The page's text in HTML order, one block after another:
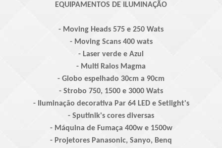
EQUIPAMENTOS DE ILUMINAÇÃO
- Moving Heads 575 e 250 Wats
- Moving Scans 400 wats
- Laser verde e Azul
- Multi Raios Magma
- Globo espelhado 30cm a 90cm
- Strobo 750, 1500 e 3000 Wats
- Iluminação decorativa Par 64 LED e Setlight's
- Sputinik's cores diversas
- Máquina de Fumaça 400w e 1500w
- Projetores Panasonic, Sanyo, Benq